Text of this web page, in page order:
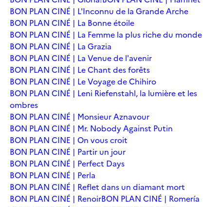
BON PLAN CINÉ | L'Inconnu de la Grande Arche
BON PLAN CINÉ | La Bonne étoile
BON PLAN CINÉ | La Femme la plus riche du monde
BON PLAN CINÉ | La Grazia
BON PLAN CINÉ | La Venue de l'avenir
BON PLAN CINÉ | Le Chant des forêts
BON PLAN CINÉ | Le Voyage de Chihiro
BON PLAN CINÉ | Leni Riefenstahl, la lumière et les
ombres
BON PLAN CINÉ | Monsieur Aznavour
BON PLAN CINÉ | Mr. Nobody Against Putin
BON PLAN CINE | On vous croit
BON PLAN CINÉ | Partir un jour
BON PLAN CINÉ | Perfect Days
BON PLAN CINÉ | Perla
BON PLAN CINÉ | Reflet dans un diamant mort
BON PLAN CINÉ | RenoirBON PLAN CINÉ | Romería